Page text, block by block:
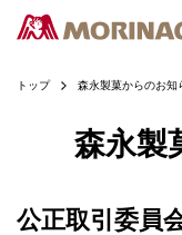
トップ 森永製菓からのお知
森永製
公正取引委員